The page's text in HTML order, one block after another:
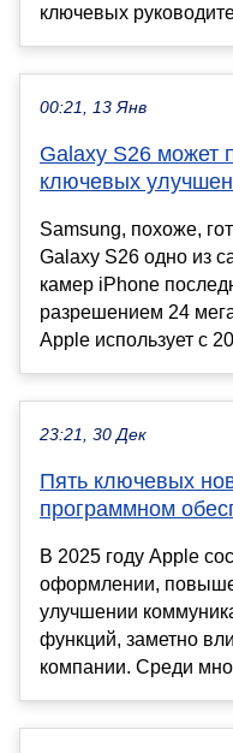
ключевых
00:21, 13 Янв
Galaxy S26 может
ключевых
Samsung, похоже,
Galaxy S26 одно из
камер iPhone
разрешением 24
Apple использует с
23:21, 30 Дек
Пять ключевых
программном
В 2025 году Apple
оформлении,
улучшении
функций, заметно
компании. Среди